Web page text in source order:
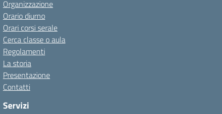
Organizzazione
Orario diurno
Orari corsi serale
Cerca classe o aula
Regolamenti
La storia
Presentazione
Contatti
Servizi